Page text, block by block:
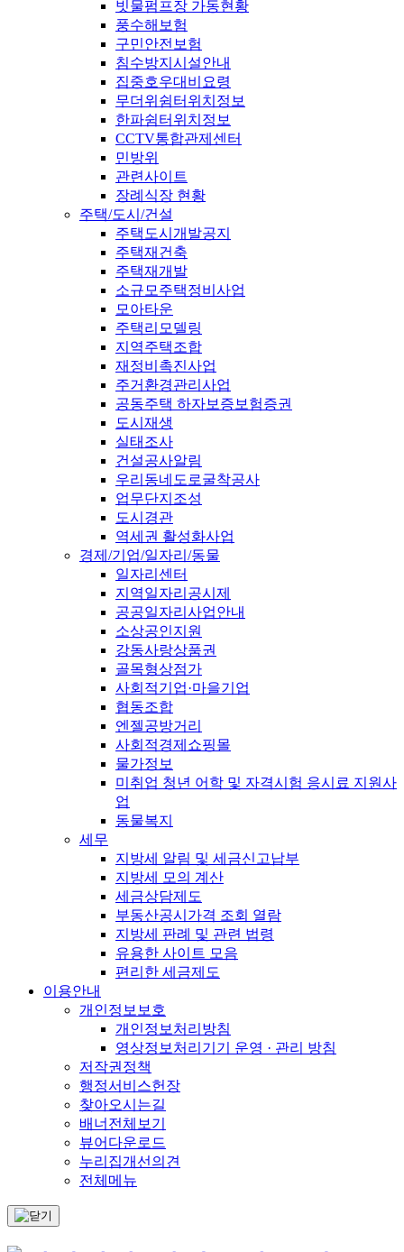
빗물펌프장 가동현황
풍수해보험
구민안전보험
침수방지시설안내
집중호우대비요령
무더위쉼터위치정보
한파쉼터위치정보
CCTV통합관제센터
민방위
관련사이트
장례식장 현황
주택/도시/건설
주택도시개발공지
주택재건축
주택재개발
소규모주택정비사업
모아타운
주택리모델링
지역주택조합
재정비촉진사업
주거환경관리사업
공동주택 하자보증보험증권
도시재생
실태조사
건설공사알림
우리동네도로굴착공사
업무단지조성
도시경관
역세권 활성화사업
경제/기업/일자리/동물
일자리센터
지역일자리공시제
공공일자리사업안내
소상공인지원
강동사랑상품권
골목형상점가
사회적기업·마을기업
협동조합
엔젤공방거리
사회적경제쇼핑몰
물가정보
미취업 청년 어학 및 자격시험 응시료 지원사
업
동물복지
세무
지방세 알림 및 세금신고납부
지방세 모의 계산
세금상담제도
부동산공시가격 조회 열람
지방세 판례 및 관련 법령
유용한 사이트 모음
편리한 세금제도
이용안내
개인정보보호
개인정보처리방침
영상정보처리기기 운영 · 관리 방침
저작권정책
행정서비스헌장
찾아오시는길
배너전체보기
뷰어다운로드
누리집개선의견
전체메뉴